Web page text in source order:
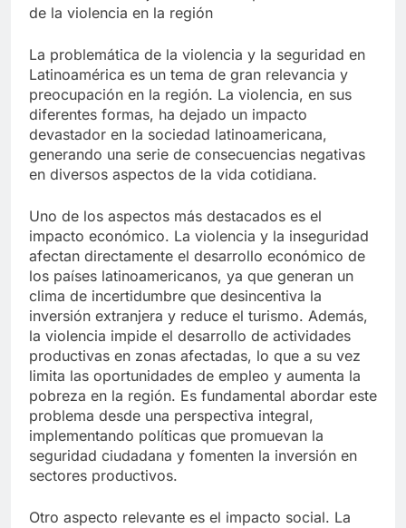
de la violencia en la región
La problemática de la violencia y la seguridad en
Latinoamérica es un tema de gran relevancia y
preocupación en la región. La violencia, en sus
diferentes formas, ha dejado un impacto
devastador en la sociedad latinoamericana,
generando una serie de consecuencias negativas
en diversos aspectos de la vida cotidiana.
Uno de los aspectos más destacados es el
impacto económico. La violencia y la inseguridad
afectan directamente el desarrollo económico de
los países latinoamericanos, ya que generan un
clima de incertidumbre que desincentiva la
inversión extranjera y reduce el turismo. Además,
la violencia impide el desarrollo de actividades
productivas en zonas afectadas, lo que a su vez
limita las oportunidades de empleo y aumenta la
pobreza en la región. Es fundamental abordar este
problema desde una perspectiva integral,
implementando políticas que promuevan la
seguridad ciudadana y fomenten la inversión en
sectores productivos.
Otro aspecto relevante es el impacto social. La